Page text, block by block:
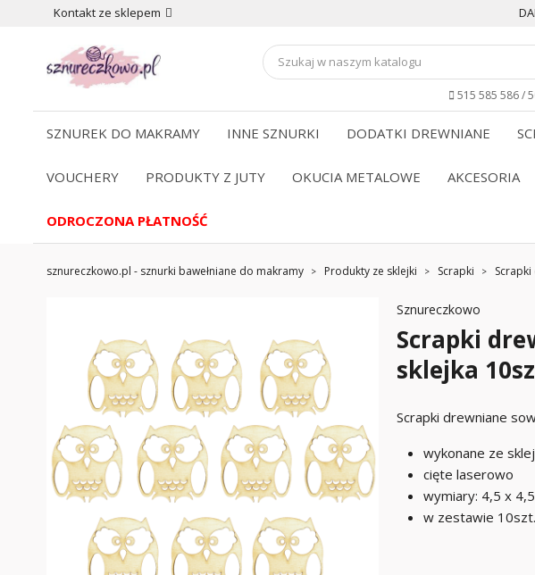
Kontakt ze sklepem
515 585 586 /
SZNUREK DO MAKRAMY INNE SZNURKI DODATKI DREWNIANE
VOUCHERY PRODUKTY Z JUTY OKUCIA METALOWE AKCESORIA
ODROCZONA PŁATNOŚĆ
sznureczkowo.pl - sznurki bawełniane do makramy Produkty ze sklejki Scrapki
Sznureczkowo
Scrapki
sklejka
Scrapki drewniane
wykonane ze
cięte laserowo
wymiary: 4,5 x
w zestawie 10szt.